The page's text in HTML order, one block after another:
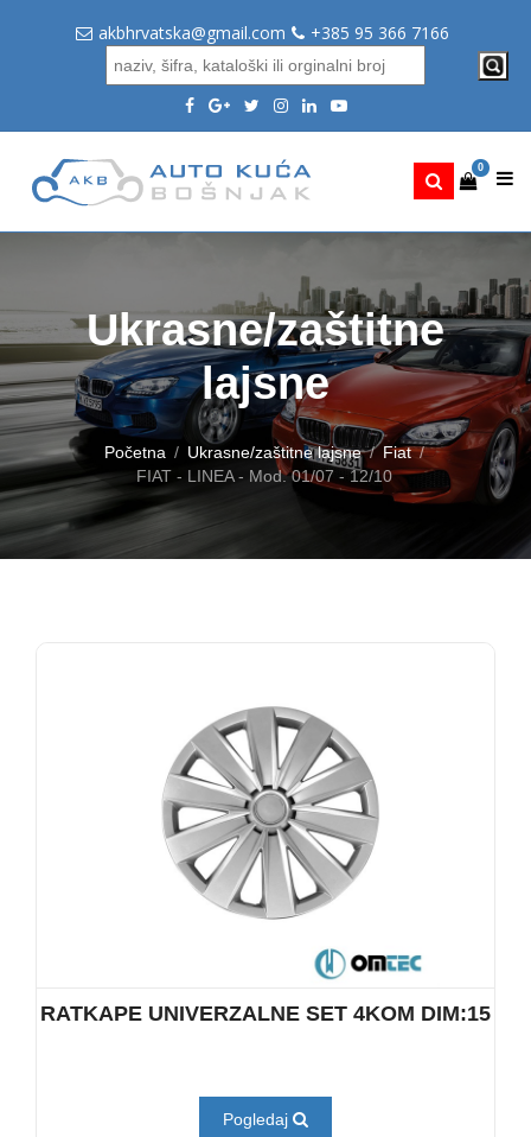
akbhrvatska@gmail.com +385 95 366 7166
0
Ukrasne/zaštitne
lajsne
Početna Ukrasne/zaštitne lajsne
Fiat
FIAT - LINEA - Mod. 01/07 - 12/10
RATKAPE UNIVERZALNE SET 4KOM DIM:15
Pogledaj